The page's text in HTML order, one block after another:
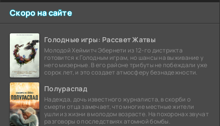
Скоро на сайте
Голодные игры: Рассвет Жатвы
Молодой Хеймитч Эбернети из 12-го дистрикта
готовится к Голодным играм, но шансы на выживание у
него мизерные. В его районе трибуты не побеждали уже
сорок лет, и это создает атмосферу безнадежности.
Полураспад
Надежда, дочь известного журналиста, в скорби о
смерти отца замечает, что многие местные жители
ушли из жизни в молодом возрасте. На похоронах звучат
разговоры о последствиях атомной бомбы.